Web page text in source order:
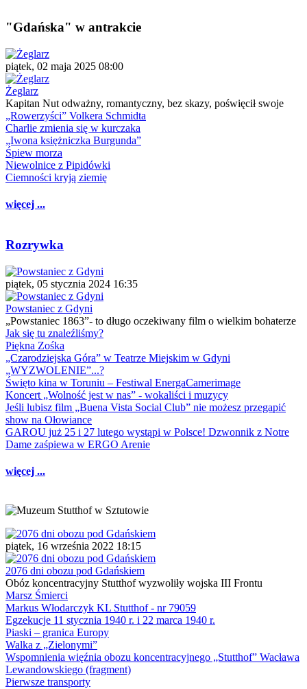
"Gdańska" w antrakcie
piątek, 02 maja 2025 08:00
Żeglarz
Kapitan Nut odważny, romantyczny, bez skazy, poświęcił swoje
„Rowerzyści” Volkera Schmidta
Charlie zmienia się w kurczaka
„Iwona księżniczka Burgunda”
Śpiew morza
Niewolnice z Pipidówki
Ciemności kryją ziemię
więcej ...
Rozrywka
piątek, 05 stycznia 2024 16:35
Powstaniec z Gdyni
„Powstaniec 1863”- to długo oczekiwany film o wielkim bohaterze
Jak się tu znaleźliśmy?
Piękna Zośka
„Czarodziejska Góra” w Teatrze Miejskim w Gdyni
„WYZWOLENIE”...?
Święto kina w Toruniu – Festiwal EnergaCamerimage
Koncert „Wolność jest w nas” - wokaliści i muzycy
Jeśli lubisz film „Buena Vista Social Club” nie możesz przegapić
show na Ołowiance
GAROU już 25 i 27 lutego wystąpi w Polsce! Dzwonnik z Notre
Dame zaśpiewa w ERGO Arenie
więcej ...
piątek, 16 września 2022 18:15
2076 dni obozu pod Gdańskiem
Obóz koncentracyjny Stutthof wyzwoliły wojska III Frontu
Marsz Śmierci
Markus Włodarczyk KL Stutthof - nr 79059
Egzekucje 11 stycznia 1940 r. i 22 marca 1940 r.
Piaski – granica Europy
Walka z „Zielonymi”
Wspomnienia więźnia obozu koncentracyjnego „Stutthof” Wacława
Lewandowskiego (fragment)
Pierwsze transporty